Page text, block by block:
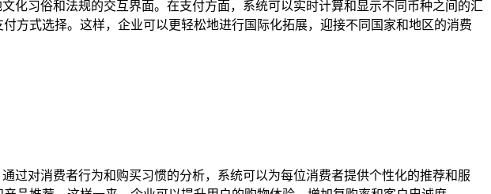
化习俗和法规的交互界面。在支付方面，系统可以实时计算和显示不同币种之间的汇
方式选择。这样，企业可以更轻松地进行国际化拓展，迎接不同国家和地区的消费
过对消费者行为和购买习惯的分析，系统可以为每位消费者提供个性化的推荐和服